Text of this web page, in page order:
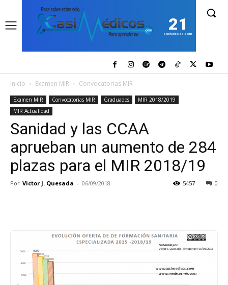
21
casiMedicos.com
Inicio Examen MIR Convocatorias MIR
Examen MIR Convocatorias MIR Graduados
MIR 2018/2019
MIR Actualidad
Sanidad y las CCAA
aprueban un aumento de 284
plazas para el MIR 2018/19
Por Victor J. Quesada - 06/09/2018 0
5457